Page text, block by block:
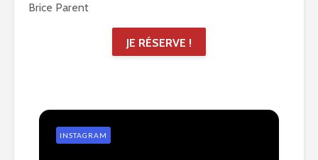
Brice Parent
JE RÉSERVE !
INSTAGRAM